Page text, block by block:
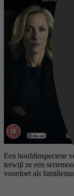
Een hoofdinspecteur
terwijl ze een
voordoet als